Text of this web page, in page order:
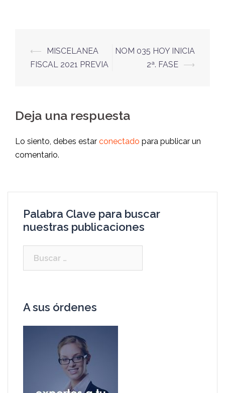
⟵
MISCELANEA
FISCAL 2021 PREVIA
NOM 035 HOY INICIA
2ª. FASE ⟶
Deja una respuesta
Lo siento, debes estar conectado para publicar un
comentario.
Palabra Clave para buscar
nuestras publicaciones
A sus órdenes